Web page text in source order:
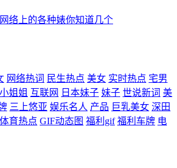
络上的各种婊你知道几个
网络热词 民生热点 美女 实时热点 宅男
小姐姐 互联网 日本妹子 妹子 世说新词 美
三上悠亚 娱乐名人 产品 巨乳美女 深田
体育热点 GIF动态图 福利gif 福利车牌 电